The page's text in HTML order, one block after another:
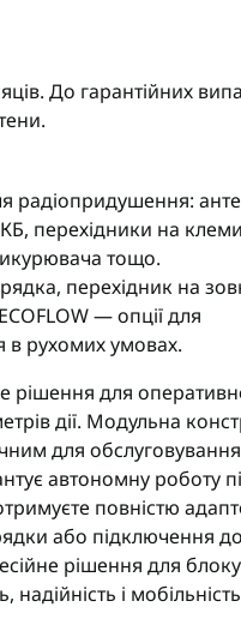
До гарантійних
радіопридушення:
перехідники на клеми
тощо.
перехідник на
— опції для
в рухомих умовах.
рішення для
дії. Модульна
для
автономну роботу
повністю
або підключення до
рішення для
і